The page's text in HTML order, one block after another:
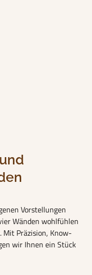
Vorstellungen
Wänden wohlfühlen
Mit Präzision, Know-
wir Ihnen ein Stück